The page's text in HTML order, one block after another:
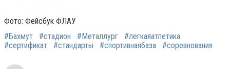
Фото: Фейсбук ФЛАУ
#Бахмут
#стадион #Металлург
#легкаяатлетика
#сертификат
#стандарты #спортивнаябаза #соревнования